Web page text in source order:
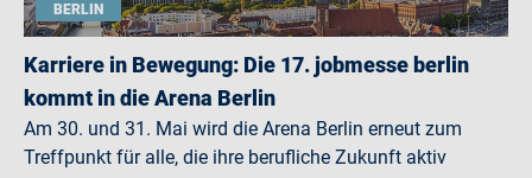
BERLIN
Karriere in Bewegung: Die 17. jobmesse berlin
kommt in die Arena Berlin
Am 30. und 31. Mai wird die Arena Berlin erneut zum
Treffpunkt für alle, die ihre berufliche Zukunft aktiv